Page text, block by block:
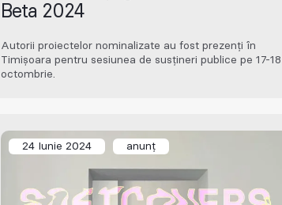
Beta 2024
Autorii proiectelor nominalizate au fost prezenți în
Timișoara pentru sesiunea de susțineri publice pe 17-18
octombrie.
24 Iunie 2024 anunț